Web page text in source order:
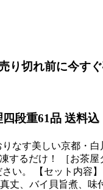
り切れ前に今すぐ
段重61品 送料
なす美しい京都・
するだけ！ ［お茶
。 【セット内容
、バイ貝旨煮、